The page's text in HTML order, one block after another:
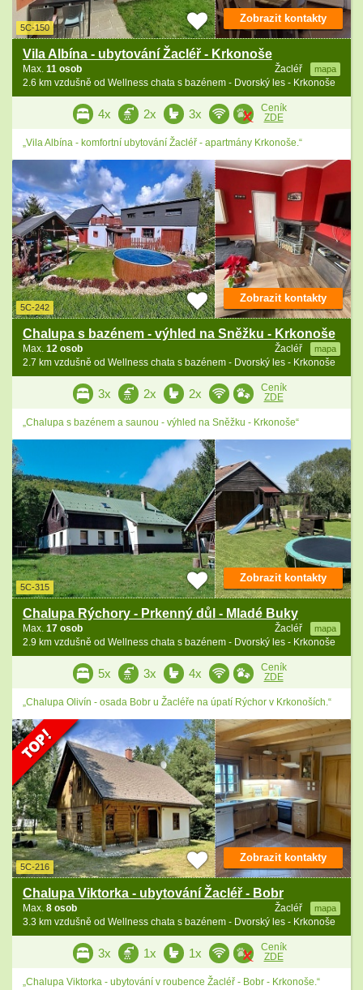
5C-150
Vila Albína - ubytování Žacléř - Krkonoše
Žacléř mapa
Max. 11 osob
2.6 km vzdušně od Wellness chata s bazénem - Dvorský les - Krkonoše
Zobrazit kontakty
4x 2x 3x
Ceník
ZDE
„Vila Albína - komfortní ubytování Žacléř - apartmány Krkonoše.“
5C-242
Chalupa s bazénem - výhled na Sněžku - Krkonoše
Žacléř mapa
Max. 12 osob
2.7 km vzdušně od Wellness chata s bazénem - Dvorský les - Krkonoše
Zobrazit kontakty
3x 2x 2x
Ceník
ZDE
„Chalupa s bazénem a saunou - výhled na Sněžku - Krkonoše“
5C-315
Chalupa Rýchory - Prkenný důl - Mladé Buky
Žacléř mapa
Max. 17 osob
2.9 km vzdušně od Wellness chata s bazénem - Dvorský les - Krkonoše
Zobrazit kontakty
5x 3x 4x
Ceník
ZDE
„Chalupa Olivín - osada Bobr u Žacléře na úpatí Rýchor v Krkonoších.“
5C-216
Chalupa Viktorka - ubytování Žacléř - Bobr
Žacléř mapa
Max. 8 osob
3.3 km vzdušně od Wellness chata s bazénem - Dvorský les - Krkonoše
Zobrazit kontakty
3x 1x 1x
Ceník
ZDE
„Chalupa Viktorka - ubytování v roubence Žacléř - Bobr - Krkonoše.“